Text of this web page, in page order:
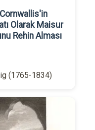
Olarak Maisur
Rehin Alması
(1765-1834)